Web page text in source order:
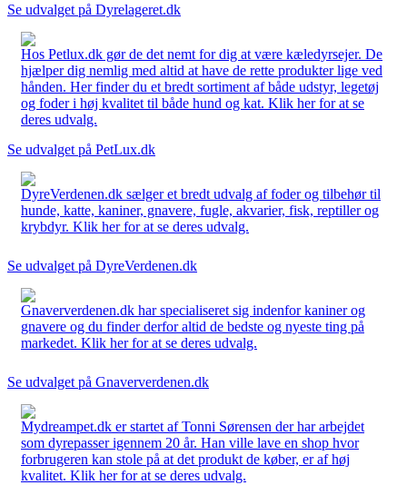
Se udvalget på Dyrelageret.dk
Hos Petlux.dk gør de det nemt for dig at være kæledyrsejer. De
hjælper dig nemlig med altid at have de rette produkter lige ved
hånden. Her finder du et bredt sortiment af både udstyr, legetøj
og foder i høj kvalitet til både hund og kat. Klik her for at se
deres udvalg.
Se udvalget på PetLux.dk
DyreVerdenen.dk sælger et bredt udvalg af foder og tilbehør til
hunde, katte, kaniner, gnavere, fugle, akvarier, fisk, reptiller og
krybdyr. Klik her for at se deres udvalg.
Se udvalget på DyreVerdenen.dk
Gnaververdenen.dk har specialiseret sig indenfor kaniner og
gnavere og du finder derfor altid de bedste og nyeste ting på
markedet. Klik her for at se deres udvalg.
Se udvalget på Gnaververdenen.dk
Mydreampet.dk er startet af Tonni Sørensen der har arbejdet
som dyrepasser igennem 20 år. Han ville lave en shop hvor
forbrugeren kan stole på at det produkt de køber, er af høj
kvalitet. Klik her for at se deres udvalg.